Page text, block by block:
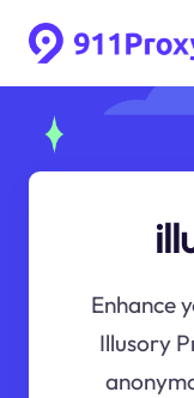
Enhance
Illusory